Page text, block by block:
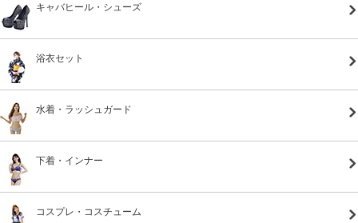
キャバヒール・シューズ
浴衣セット
水着・ラッシュガード
下着・インナー
コスプレ・コスチューム